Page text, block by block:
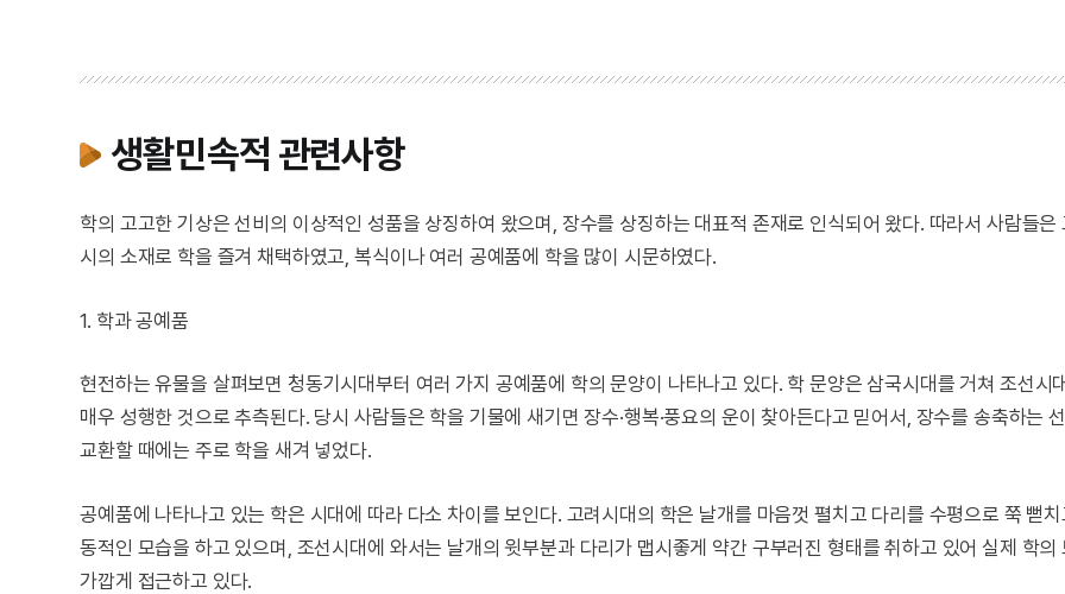
생활민속적 관련사항
학의 고고한 기상은 선비의 이상적인 성품을 상징하여 왔으며, 장수를 상징하는 대표적 존재로 인식되어 왔다. 따라서 사람들은
시의 소재로 학을 즐겨 채택하였고, 복식이나 여러 공예품에 학을 많이 시문하였다.
1. 학과 공예품
현전하는 유물을 살펴보면 청동기시대부터 여러 가지 공예품에 학의 문양이 나타나고 있다. 학 문양은 삼국시대를 거쳐 조선시
매우 성행한 것으로 추측된다. 당시 사람들은 학을 기물에 새기면 장수·행복·풍요의 운이 찾아든다고 믿어서, 장수를 송축하는
교환할 때에는 주로 학을 새겨 넣었다.
공예품에 나타나고 있는 학은 시대에 따라 다소 차이를 보인다. 고려시대의 학은 날개를 마음껏 펼치고 다리를 수평으로 쭉 뻗
동적인 모습을 하고 있으며, 조선시대에 와서는 날개의 윗부분과 다리가 맵시좋게 약간 구부러진 형태를 취하고 있어 실제 학의
가깝게 접근하고 있다.